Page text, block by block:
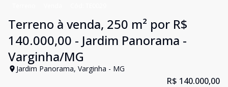
Terreno à venda, 250 m² por R$
140.000,00 - Jardim Panorama -
Varginha/MG
Jardim Panorama, Varginha - MG
R$ 140.000,00